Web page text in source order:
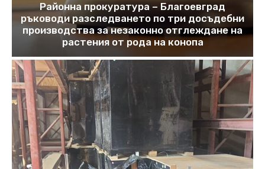
Районна прокуратура – Благоевград
ръководи разследването по три досъдебни
производства за незаконно отглеждане на
растения от рода на конопа